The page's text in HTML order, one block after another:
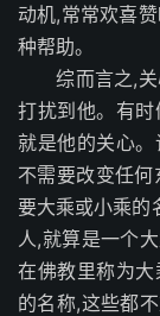
动机,常常欢喜
种帮助。
综而言之,关
打扰到他。有
就是他的关心
不需要改变任
要大乘或小乘的
人,就算是一个
在佛教里称为
的名称,这些都